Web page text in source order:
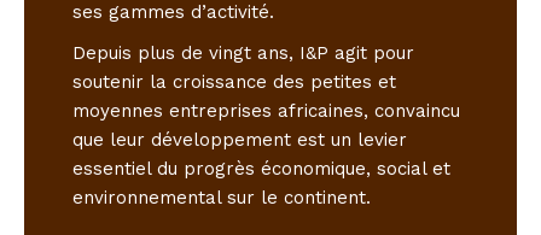
ses gammes d’activité.
Depuis plus de vingt ans, I&P agit pour
soutenir la croissance des petites et
moyennes entreprises africaines, convaincu
que leur développement est un levier
essentiel du progrès économique, social et
environnemental sur le continent.